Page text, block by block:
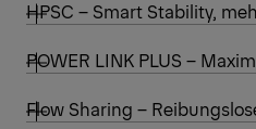
HPSC – Smart Stability,
POWER LINK PLUS –
Flow Sharing –